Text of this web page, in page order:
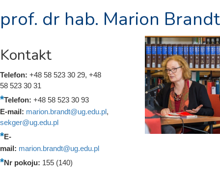
prof. dr hab. Marion Brandt
Kontakt
Telefon: +48 58 523 30 29, +48
58 523 30 31
Telefon: +48 58 523 30 93
E-mail: marion.brandt@ug.edu.pl,
sekger@ug.edu.pl
E-
mail: marion.brandt@ug.edu.pl
Nr pokoju: 155 (140)